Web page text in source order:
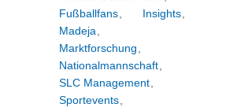
Fußballfans, Insights,
Madeja,
Marktforschung ,
Nationalmannschaft,
SLC Management,
Sportevents,